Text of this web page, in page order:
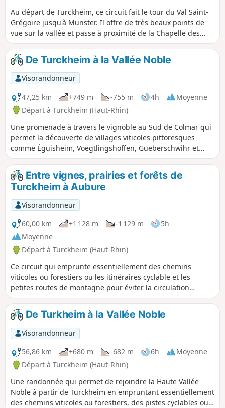
Au départ de Turckheim, ce circuit fait le tour du Val Saint-
Grégoire jusqu'à Munster. Il offre de très beaux points de
vue sur la vallée et passe à proximité de la Chapelle des
Frères, de la Chapelle Sainte-Croix de Wihr-au-Val et de la
Terrasse Napoléon. Il emprunte en partie les itinéraires
cyclables le long de la Fecht et la Voie Verte de Munster.
De Turckheim à la Vallée Noble
Visorandonneur
47,25 km
+749 m -755 m 4h
Moyenne
Départ à Turckheim (Haut-Rhin)
Une promenade à travers le vignoble au Sud de Colmar qui
permet la découverte de villages viticoles pittoresques
comme Éguisheim, Voegtlingshoffen, Gueberschwihr et
Westhalten avec un retour par la Vallée Noble et les
pâturages de Wintzfelden. L'itinéraire emprunte aussi bien
des petites routes viticoles que des chemins et est donc
adapté au VTT et VTTAE.
Entre vignes, prairies et forêts de
Turckheim à Aubure
Visorandonneur
60,00 km
+1 128 m -1 129 m
5h
Moyenne
Départ à Turckheim (Haut-Rhin)
Ce circuit qui emprunte essentiellement des chemins
viticoles ou forestiers ou les itinéraires cyclable et les
petites routes de montagne pour éviter la circulation
destiné aux VTT et VTTAE, permet de découvrir quelques
villages pittoresques du piémont comme Turckheim,
Ammerschwihr, Kientzheim, Kaysersberg, Hunawihr ou
Zellenberg, mais aussi la verte vallée de Fréland et les
pentes plus raides, tapissées de forêts, des massifs du
Brézouard et du Kaelblin.
De Turkheim à la Vallée Noble
Visorandonneur
56,86 km
+680 m -682 m 6h
Moyenne
Départ à Turckheim (Haut-Rhin)
Une randonnée qui permet de rejoindre la Haute Vallée
Noble à partir de Turckheim en empruntant essentiellement
des chemins viticoles ou forestiers, des pistes cyclables ou